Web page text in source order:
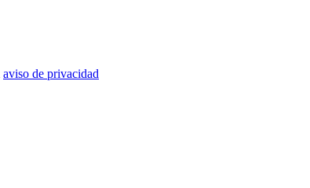
aviso de privacidad